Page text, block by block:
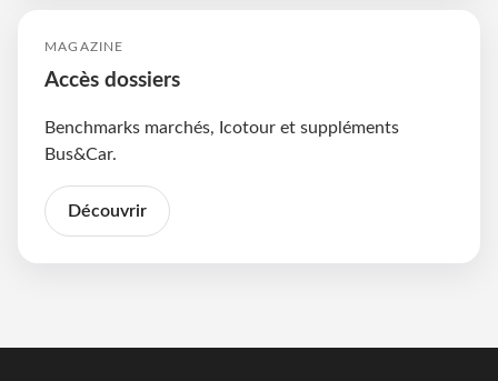
MAGAZINE
Accès dossiers
Benchmarks marchés, Icotour et suppléments
Bus&Car.
Découvrir